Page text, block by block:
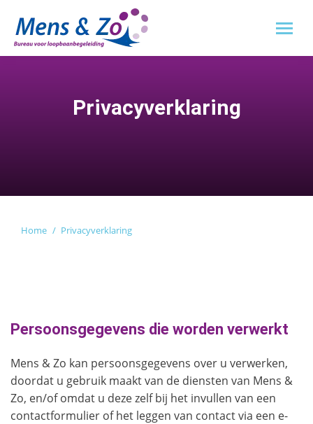
Privacyverklaring
Home Privacyverklaring
Persoonsgegevens die worden verwerkt
Mens & Zo kan persoonsgegevens over u verwerken,
doordat u gebruik maakt van de diensten van Mens &
Zo, en/of omdat u deze zelf bij het invullen van een
contactformulier of het leggen van contact via een e-